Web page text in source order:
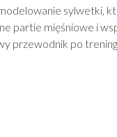
sylwetki,
partie mięśniowe i
przewodnik po